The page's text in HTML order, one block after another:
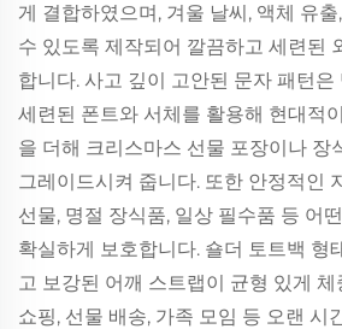
게 결합하였으며, 겨울 날씨, 액체 유
수 있도록 제작되어 깔끔하고 세련된
합니다. 사고 깊이 고안된 문자 패턴
세련된 폰트와 서체를 활용해 현대적
을 더해 크리스마스 선물 포장이나 장
그레이드시켜 줍니다. 또한 안정적인
선물, 명절 장식품, 일상 필수품 등 어
확실하게 보호합니다. 숄더 토트백 형
고 보강된 어깨 스트랩이 균형 있게
쇼핑, 선물 배송, 가족 모임 등 오랜 시